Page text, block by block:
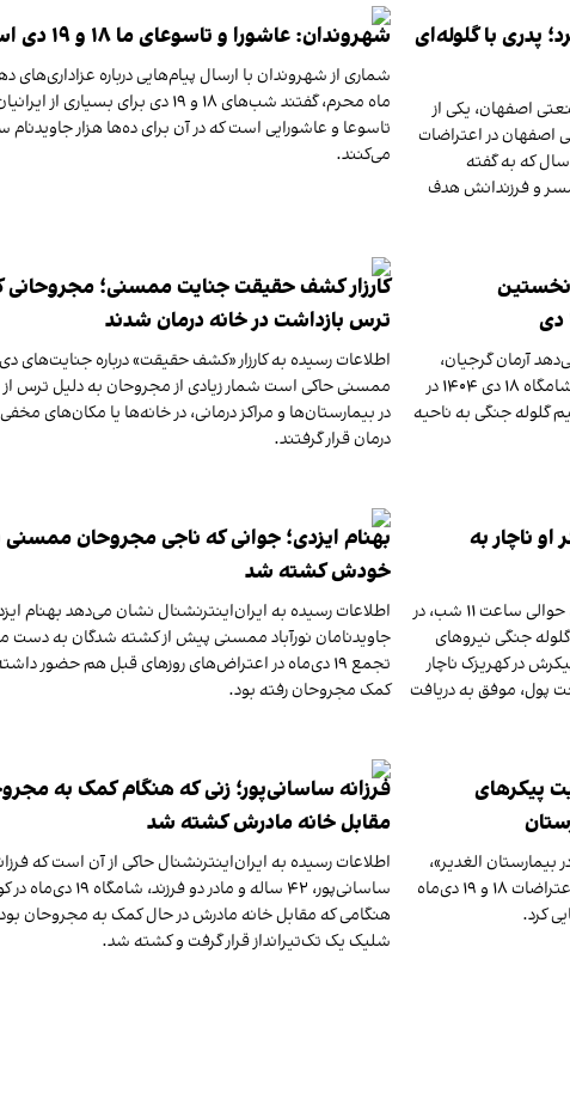
پدری با گلوله‌‌ای
اصفهان، یکی از
در اعتراضات
خردسال که به گفته
و فرزندانش هدف
شهروندان: عاشورا و تاسوعای ما ۱۸ و ۱۹ دی‌ است
شماری از شهروندان با ارسال پیام‌هایی درباره عزاداری‌های
ماه محرم، گفتند شب‌های ۱۸ و ۱۹ دی برای بسیاری از
تاسوعا و عاشورایی است که در آن برای ده‌ها هزار جاویدنام
می‌کنند.
۱۹ ساله، نخستین
آرمان گرجیان،
دانش‌آموز ۱۹ ساله اهل بابامیدان ممسنی، شامگاه ۱۸ دی‌ ۱۴۰۴ در
گلوله جنگی به ناحیه
کارزار کشف حقیقت جنایت ممسنی؛ مجروحانی
ترس بازداشت در خانه درمان شدند
اطلاعات رسیده به کارزار «کشف حقیقت» درباره جنایت‌های
ممسنی حاکی است شمار زیادی از مجروحان به دلیل ترس از
در بیمارستان‌ها و مراکز درمانی، در خانه‌ها یا مکان‌های
درمان قرار گرفتند.
او ناچار به
جاوید (رضا) قلی‌پور شامگاه پنج‌شنبه ۱۸ دی، حوالی ساعت ۱۱ شب، در
جنگی نیروهای
در کهریزک ناچار
پول، موفق به دریافت
بهنام ایزدی؛ جوانی که ناجی مجروحان ممسنی
خودش کشته شد
اطلاعات رسیده به ایران‌اینترنشنال نشان می‌دهد بهنام
جاوید‌نامان نورآباد ممسنی پیش از کشته شدگان به دست
تجمع ۱۹ دی‌ماه در اعتراض‌های روز‌های قبل هم حضور
کمک مجروحان رفته بود.
پیکرهای
بیمارستان الغدیر»،
هویت ۲۵ تن از جان‌باختگانی را که در جریان اعتراضات ۱۸ و ۱۹ دی‌ماه
کرد.
فرزانه ساسانی‌پور؛ زنی که هنگام کمک به
مقابل خانه مادرش کشته شد
اطلاعات رسیده به ایران‌اینترنشنال حاکی از آن است که
ساسانی‌پور، ۴۲ ساله و مادر دو فرزند،
هنگامی که مقابل خانه مادرش در حال کمک به مجروحان
شلیک یک تک‌تیرانداز قرار گرفت و کشته شد.